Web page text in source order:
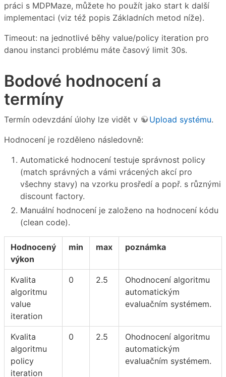
práci s MDPMaze, můžete ho použít jako start k další
implementaci (viz též popis Základních metod níže).
Timeout: na jednotlivé běhy value/policy iteration pro
danou instanci problému máte časový limit 30s.
Bodové hodnocení a
termíny
Termín odevzdání úlohy lze vidět v Upload systému.
Hodnocení je rozděleno následovně:
Automatické hodnocení testuje správnost policy
(match správných a vámi vrácených akcí pro
všechny stavy) na vzorku prosředí a popř. s různými
discount factory.
Manuální hodnocení je založeno na hodnocení kódu
(clean code).
Hodnocený
výkon
min max poznámka
Kvalita
algoritmu
value
iteration
0 2.5
Ohodnocení algoritmu
automatickým
evaluačním systémem.
Kvalita
algoritmu
policy
iteration
0 2.5
Ohodnocení algoritmu
automatickým
evaluačním systémem.